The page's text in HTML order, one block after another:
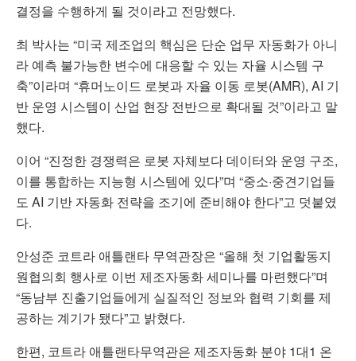
결정을 수행하게 될 것이라고 전망했다.
최 박사는 “미국 제조업의 핵심은 단순 업무 자동화가 아니
라 예측 불가능한 변수에 대응할 수 있는 자율 시스템 구
축”이라며 “휴머노이드 로봇과 자율 이동 로봇(AMR), AI 기
반 운영 시스템이 산업 현장 전반으로 확대될 것”이라고 말
했다.
이어 “진정한 경쟁력은 로봇 자체보다 데이터와 운영 구조,
이를 통합하는 지능형 시스템에 있다”며 “중소·중견기업들
도 AI 기반 자동화 전략을 조기에 준비해야 한다”고 덧붙였
다.
안성준 코트라 애틀랜타 무역관장은 “올해 첫 기업활동지
원협의회 행사로 이번 제조자동화 세미나를 마련했다”며
“동남부 진출기업들에게 실질적인 정보와 협력 기회를 제
공하는 계기가 됐다”고 밝혔다.
한편, 코트라 애틀랜타무역관은 제조자동화 분야 1대1 온